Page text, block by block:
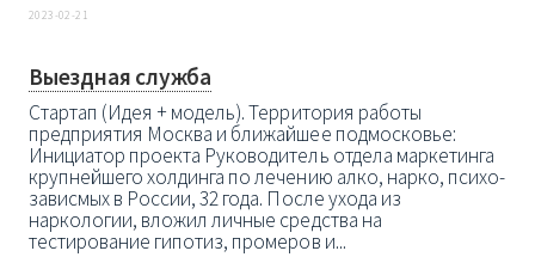
2023-02-21
Выездная служба
Стартап (Идея + модель). Территория работы
предприятия Москва и ближайшее подмосковье:
Инициатор проекта Руководитель отдела маркетинга
крупнейшего холдинга по лечению алко, нарко, психо-
зависмых в России, 32 года. После ухода из
наркологии, вложил личные средства на
тестирование гипотиз, промеров и...